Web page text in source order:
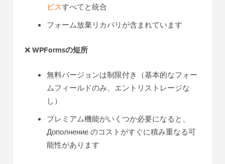
ビスすべてと統合
フォーム放棄リカバリが含まれています
❌WPFormsの短所
無料バージョンは制限付き（基本的なフォー
ムフィールドのみ、エントリストレージな
し）
プレミアム機能がいくつか必要になると、
Дополнение のコストがすぐに積み重なる可
能性があります